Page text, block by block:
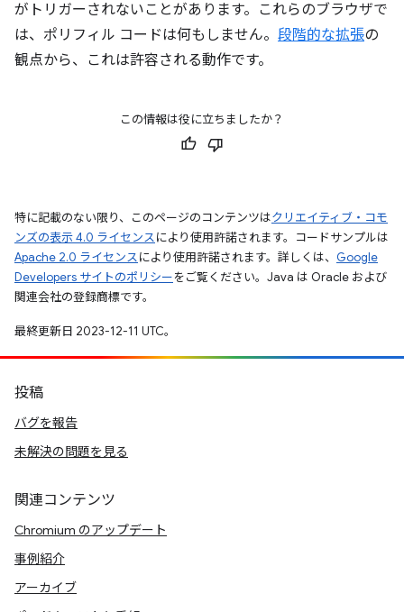
がトリガーされないことがあります。これらのブラウザで
は、ポリフィル コードは何もしません。 段階的な拡張の
観点から、これは許容される動作です。
この情報は役に立ちましたか？
特に記載のない限り、このページのコンテンツはクリエイティブ・コモ
ンズの表示 4.0 ライセンスにより使用許諾されます。コードサンプルは
Apache 2.0 ライセンスにより使用許諾されます。詳しくは、 Google
Developers サイトのポリシーをご覧ください。Java は Oracle および
関連会社の登録商標です。
最終更新日 2023-12-11 UTC。
投稿
バグを報告
未解決の問題を見る
関連コンテンツ
Chromium のアップデート
事例紹介
アーカイブ